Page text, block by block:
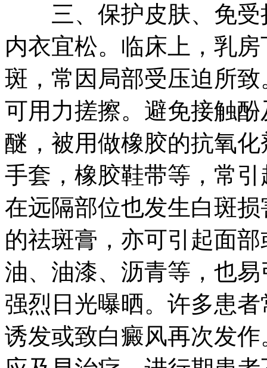
三、保护皮肤、免受
内衣宜松。临床上，乳
斑，常因局部受压迫所
可用力搓擦。避免接触
醚，被用做橡胶的抗氧
手套，橡胶鞋带等，常
在远隔部位也发生白斑
的祛斑膏，亦可引起面
油、油漆、沥青等，也
强烈日光曝晒。许多患
诱发或致白癜风再次发